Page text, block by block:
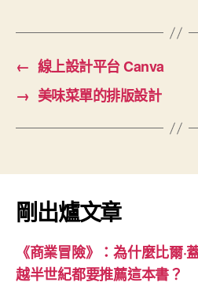
← 線上設計平台 Canva
→ 美味菜單的排版設計
剛出爐文章
《商業冒險》：為什麼比爾·
越半世紀都要推薦這本書？